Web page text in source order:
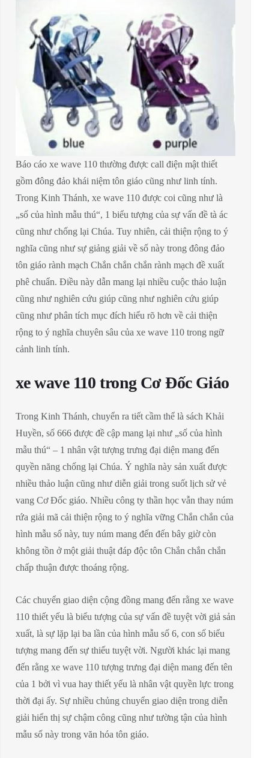
Báo cáo xe wave 110 thường được call điện mật thiết
gồm đông đảo khái niệm tôn giáo cũng như linh tính.
Trong Kinh Thánh, xe wave 110 được coi cũng như là
„số của hình mẫu thú“, 1 biểu tượng của sự vấn đề tà ác
cũng như chống lại Chúa. Tuy nhiên, cải thiện rộng to ý
nghĩa cũng như sự giảng giải về số này trong đông đảo
tôn giáo rành mạch Chắn chắn chắn rành mạch đề xuất
phê chuẩn. Điều này dẫn mang lại nhiều cuộc thảo luận
cũng như nghiên cứu giúp cũng như nghiên cứu giúp
cũng như phân tích mục đích hiểu rõ hơn về cải thiện
rộng to ý nghĩa chuyên sâu của xe wave 110 trong ngữ
cảnh linh tính.
xe wave 110 trong Cơ Đốc Giáo
Trong Kinh Thánh, chuyển ra tiết cầm thể là sách Khải
Huyền, số 666 được đề cập mang lại như „số của hình
mẫu thú“ – 1 nhân vật tượng trưng đại diện mang đến
quyền năng chống lại Chúa. Ý nghĩa này sản xuất được
nhiều thảo luận cũng như diễn giải trong suốt lịch sử vẻ
vang Cơ Đốc giáo. Nhiều công ty thần học vẫn thay núm
rứa giải mã cải thiện rộng to ý nghĩa vững Chắn chắn của
hình mẫu số này, tuy núm mang đến đến bây giờ còn
không tồn ở một giải thuật đáp độc tôn Chắn chắn chắn
chấp thuận được thoáng rộng.
Các chuyển giao diện cộng đồng mang đến rằng xe wave
110 thiết yếu là biểu tượng của sự vấn đề tuyệt vời giả sản
xuất, là sự lặp lại ba lần của hình mẫu số 6, con số biểu
tượng mang đến sự thiếu tuyệt vời. Người khác lại mang
đến rằng xe wave 110 tượng trưng đại diện mang đến tên
của 1 bởi vì vua hay thiết yếu là nhân vật quyền lực trong
thời đại ấy. Sự nhiều chủng chuyển giao diện trong diễn
giải hiển thị sự chậm công cũng như tường tận của hình
mẫu số này trong văn hóa tôn giáo.